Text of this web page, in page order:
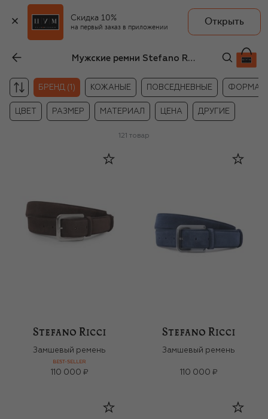
Скидка 10%
на первый заказ в приложении
Открыть
Мужские ремни Stefano Ricci
БРЕНД (1) КОЖАНЫЕ ПОВСЕДНЕВНЫЕ
ЦВЕТ РАЗМЕР МАТЕРИАЛ ЦЕНА ДРУГИЕ
121 товар
Замшевый ремень
BEST-SELLER
110 000 ₽
Замшевый ремень
110 000 ₽